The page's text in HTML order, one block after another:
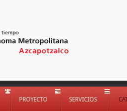
PROYECTO SERVICIOS